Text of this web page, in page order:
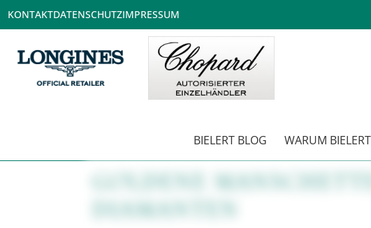
KONTAKTDATENSCHUTZIMPRESSUM
BIELERT BLOG WARUM BIELERT
GOLDENE
DIAMANTEN